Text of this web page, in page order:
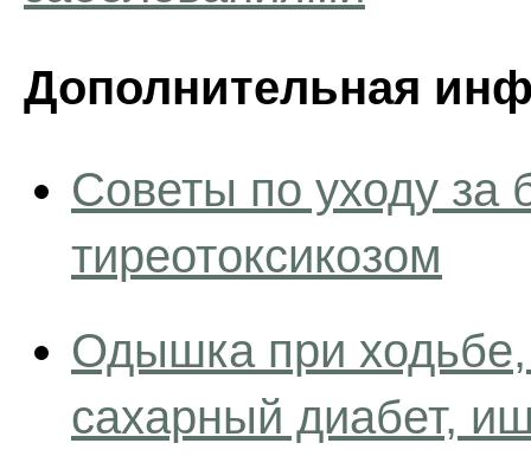
Дополнительная
Советы по уходу
тиреотоксикозом
Одышка при ходьбе,
сахарный диабет,